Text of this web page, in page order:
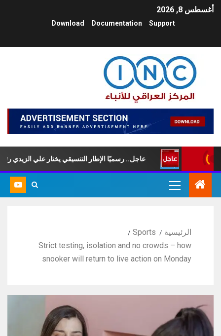
أغسطس 8, 2026
Support
Documentation
Download
عاجل.. رسميًا الإطار التنسيقي يختار علي الزيدي رئيسًا
الرئيسية
Sports
Strict testing, isolation and no crowds – how
snooker will return to live action on Monday